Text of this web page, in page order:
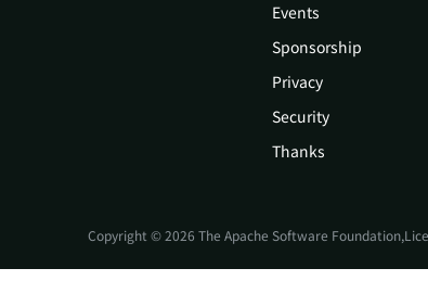
Events
Sponsorship
Privacy
Security
Thanks
Copyright © 2026 The Apache Software